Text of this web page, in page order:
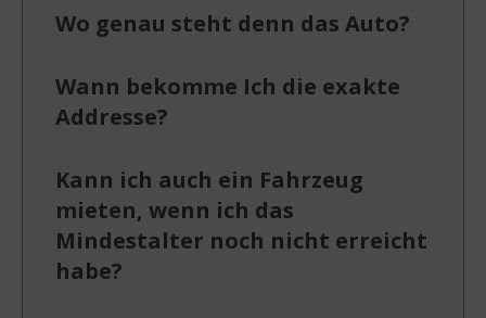
Wo genau steht denn das Auto?
Wann bekomme Ich die exakte
Addresse?
Kann ich auch ein Fahrzeug
mieten, wenn ich das
Mindestalter noch nicht erreicht
habe?